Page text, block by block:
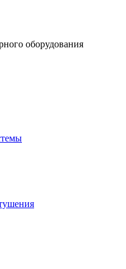
оборудования